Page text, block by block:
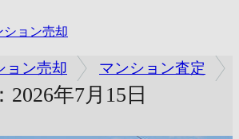
ション売却
ョン売却 マンション査定
年7月15日